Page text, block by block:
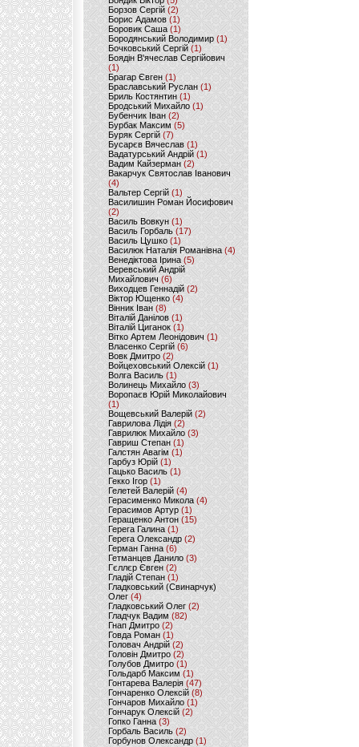
Борзов Сергiй (2)
Борис Адамов(1)
Боровик Саша (1)
Бородянський Володимир (1)
Бочковський Сергій (1)
Боядін В'ячеслав Сергійович
(1)
Брагар Євген (1)
Браславський Руслан (1)
Бриль Костянтин (1)
Бродський Михайло (1)
Бубенчик Іван(2)
Бурбак Максим (5)
Буряк Сергій (7)
Бусарєв Вячеслав (1)
Вадатурський Андрій (1)
Вадим Кайзерман (2)
Вакарчук Святослав Іванович
(4)
Вальтер Сергій (1)
Василишин Роман Йосифович
(2)
Василь Вовкун (1)
Василь Горбаль (17)
Василь Цушко (1)
Василюк Наталія Романівна (4)
Венедіктова Ірина(5)
Веревський Андрій
Михайлович (6)
Виходцев Геннадій (2)
Віктор Ющенко (4)
Вінник Іван (8)
Віталій Данілов (1)
Віталій Циганок (1)
Вітко Артем Леонідович(1)
Власенко Сергій (6)
Вовк Дмитро(2)
Войцеховський Олексій(1)
Волга Василь (1)
Волинець Михайло (3)
Воропаєв Юрій Миколайович
(1)
Вощевський Валерій(2)
Гаврилова Лідія (2)
Гаврилюк Михайло (3)
Гавриш Степан (1)
Галстян Авагім (1)
Гарбуз Юрій (1)
Гацько Василь (1)
Гекко Ігор(1)
Гелетей Валерій (4)
Герасименко Микола (4)
Герасимов Артур (1)
Геращенко Антон(15)
Герега Галина (1)
Герега Олександр (2)
Герман Ганна (6)
Гетманцев Данило (3)
Гєллєр Євген (2)
Гладій Степан(1)
Гладковський (Свинарчук)
Олег (4)
Гладковський Олег (2)
Гладчук Вадим (82)
Гнап Дмитро (2)
Говда Роман(1)
Головач Андрій (2)
Головін Дмитро (2)
Голубов Дмитро (1)
Гольдарб Максим(1)
Гонтарева Валерія (47)
Гончаренко Олексій(8)
Гончаров Михайло (1)
Гончарук Олексій (2)
Гопко Ганна (3)
Горбаль Василь (2)
Горбунов Олександр (1)